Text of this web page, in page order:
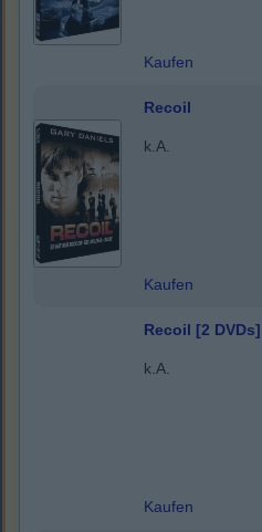
Kaufen
Recoil
k.A.
Kaufen
Recoil [2 DVDs]
k.A.
Kaufen